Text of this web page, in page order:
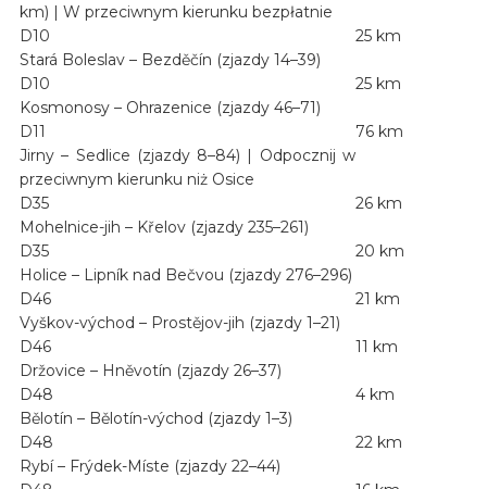
km) | W przeciwnym kierunku bezpłatnie
D10
Stará Boleslav – Bezděčín (zjazdy 14–39)
25 km
D10
Kosmonosy – Ohrazenice (zjazdy 46–71)
25 km
D11
Jirny – Sedlice (zjazdy 8–84) | Odpocznij w
przeciwnym kierunku niż Osice
76 km
D35
Mohelnice-jih – Křelov (zjazdy 235–261)
26 km
D35
Holice – Lipník nad Bečvou (zjazdy 276–296)
20 km
D46
Vyškov-východ – Prostějov-jih (zjazdy 1–21)
21 km
D46
Držovice – Hněvotín (zjazdy 26–37)
11 km
D48
Bělotín – Bělotín-východ (zjazdy 1–3)
4 km
D48
Rybí – Frýdek-Míste (zjazdy 22–44)
22 km